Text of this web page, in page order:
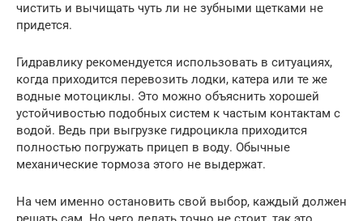
чистить и вычищать чуть ли не зубными щетками не
придется.
Гидравлику рекомендуется использовать в ситуациях,
когда приходится перевозить лодки, катера или те же
водные мотоциклы. Это можно объяснить хорошей
устойчивостью подобных систем к частым контактам с
водой. Ведь при выгрузке гидроцикла приходится
полностью погружать прицеп в воду. Обычные
механические тормоза этого не выдержат.
На чем именно остановить свой выбор, каждый должен